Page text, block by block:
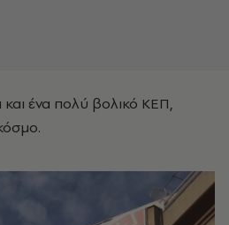
και ένα πολύ βολικό ΚΕΠ,